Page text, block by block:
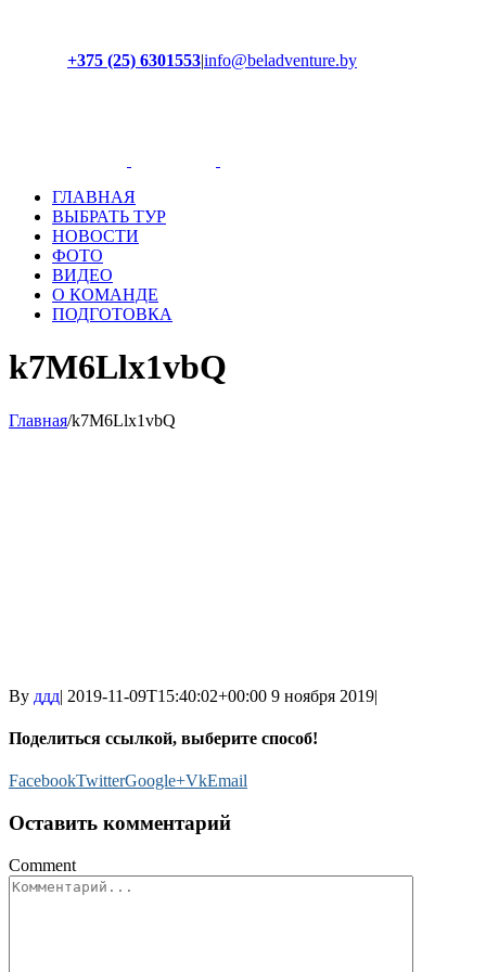
+375 (25) 6301553|info@beladventure.by
ГЛАВНАЯ
ВЫБРАТЬ ТУР
НОВОСТИ
ФОТО
ВИДЕО
О КОМАНДЕ
ПОДГОТОВКА
k7M6Llx1vbQ
Главная/k7M6Llx1vbQ
By ддд| 2019-11-09T15:40:02+00:00 9 ноября 2019|
Поделиться ссылкой, выберите способ!
FacebookTwitterGoogle+VkEmail
Оставить комментарий
Comment